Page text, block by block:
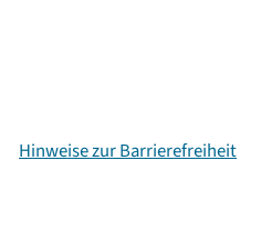
Hinweise zur Barrierefreiheit